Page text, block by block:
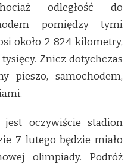
odległość do
pomiędzy tymi
około 2 824 kilometry,
Znicz dotychczas
pieszo, samochodem,
jest oczywiście stadion
7 lutego będzie miało
olimpiady. Podróż